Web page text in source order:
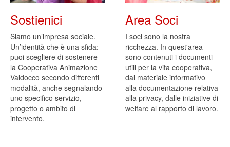
Sostienici
Siamo un’impresa sociale.
Un’identità che è una sfida:
puoi scegliere di sostenere
la Cooperativa Animazione
Valdocco secondo differenti
modalità, anche segnalando
uno specifico servizio,
progetto o ambito di
intervento.
Area Soci
I soci sono la nostra
ricchezza. In quest'area
sono contenuti i documenti
utili per la vita cooperativa,
dal materiale informativo
alla documentazione relativa
alla privacy, dalle iniziative di
welfare al rapporto di lavoro.